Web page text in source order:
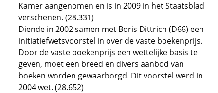
Kamer aangenomen en is in 2009 in het Staatsblad
verschenen. (28.331)
Diende in 2002 samen met Boris Dittrich (D66) een
initiatiefwetsvoorstel in over de vaste boekenprijs.
Door de vaste boekenprijs een wettelijke basis te
geven, moet een breed en divers aanbod van
boeken worden gewaarborgd. Dit voorstel werd in
2004 wet. (28.652)